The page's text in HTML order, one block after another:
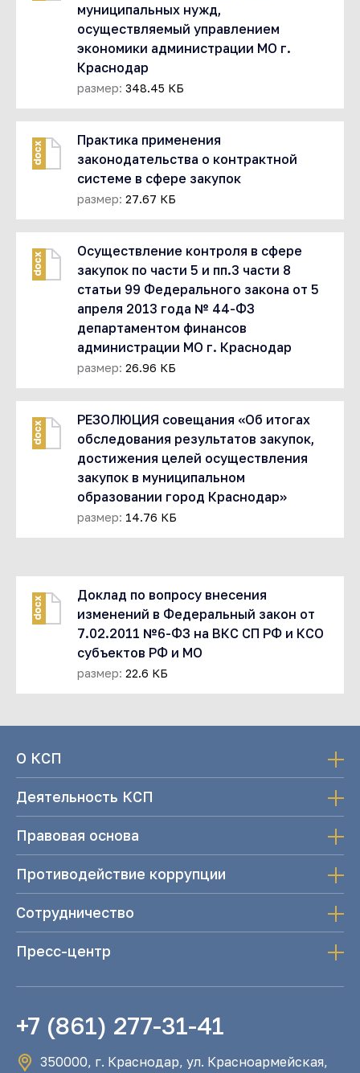
муниципальных нужд,
осуществляемый управлением
экономики администрации МО г.
Краснодар
размер: 348.45 КБ
docx
Практика применения
законодательства о контрактной
системе в сфере закупок
размер: 27.67 КБ
docx
Осуществление контроля в сфере
закупок по части 5 и пп.3 части 8
статьи 99 Федерального закона от 5
апреля 2013 года № 44-ФЗ
департаментом финансов
администрации МО г. Краснодар
размер: 26.96 КБ
docx
РЕЗОЛЮЦИЯ совещания «Об итогах
обследования результатов закупок,
достижения целей осуществления
закупок в муниципальном
образовании город Краснодар»
размер: 14.76 КБ
docx
Доклад по вопросу внесения
изменений в Федеральный закон от
7.02.2011 №6-ФЗ на ВКС СП РФ и КСО
субъектов РФ и МО
размер: 22.6 КБ
О КСП
Деятельность КСП
Правовая основа
Противодействие коррупции
Сотрудничество
Пресс-центр
+7 (861) 277-31-41
350000, г. Краснодар, ул. Красноармейская,